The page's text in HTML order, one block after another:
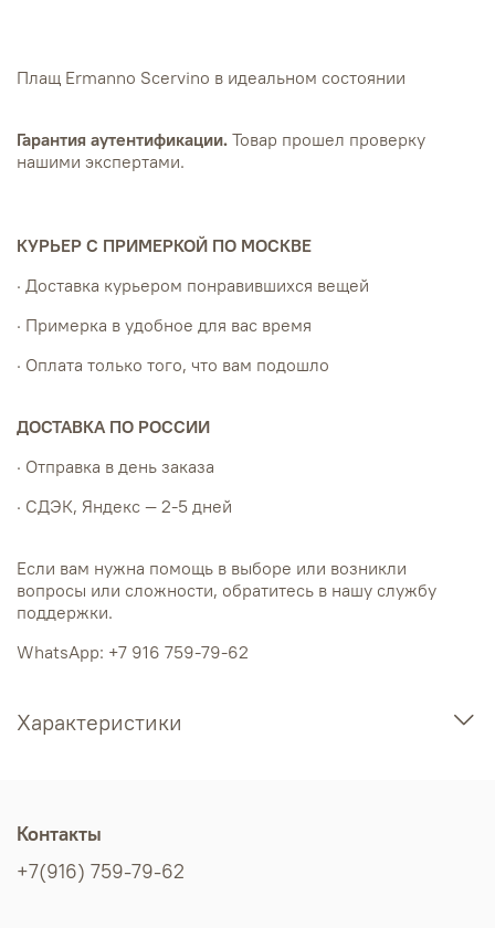
Плащ Ermanno Scervino в идеальном состоянии
Гарантия аутентификации. Товар прошел проверку
нашими экспертами.
КУРЬЕР С ПРИМЕРКОЙ ПО МОСКВЕ
· Доставка курьером понравившихся вещей
· Примерка в удобное для вас время
· Оплата только того, что вам подошло
ДОСТАВКА ПО РОССИИ
· Отправка в день заказа
· СДЭК, Яндекс — 2-5 дней
Если вам нужна помощь в выборе или возникли
вопросы или сложности, обратитесь в нашу службу
поддержки.
WhatsApp: +7 916 759-79-62
Характеристики
Контакты
+7(916) 759-79-62